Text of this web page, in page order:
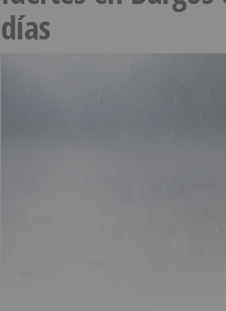
días